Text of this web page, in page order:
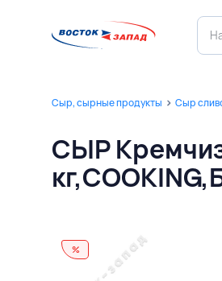
Сыр, сырные продукты Сыр
СЫР
%